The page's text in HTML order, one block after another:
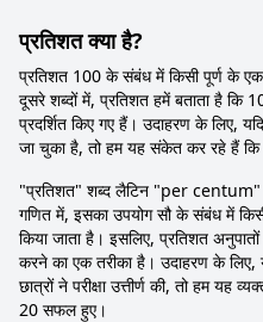
प्रतिशत क्या है?
प्रतिशत 100 के संबंध में किसी पूर्ण के एक
दूसरे शब्दों में, प्रतिशत हमें बताता है कि
प्रदर्शित किए गए हैं। उदाहरण के लिए,
जा चुका है, तो हम यह संकेत कर रहे हैं कि
"प्रतिशत" शब्द लैटिन "per centum"
गणित में, इसका उपयोग सौ के संबंध में
किया जाता है। इसलिए, प्रतिशत
करने का एक तरीका है। उदाहरण के
छात्रों ने परीक्षा उत्तीर्ण की, तो हम यह
20 सफल हुए।